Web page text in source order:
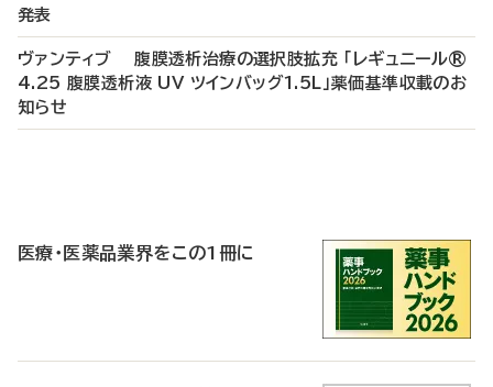
発表
ヴァンティブ 腹膜透析治療の選択肢拡充 「レギュニール®
4.25 腹膜透析液 UV ツインバッグ1.5L」薬価基準収載のお
知らせ
医療・医薬品業界をこの1冊に